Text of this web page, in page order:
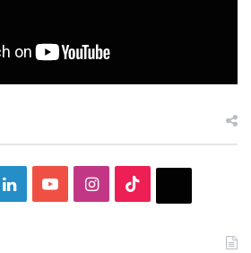
LinkedInYouTubeInstagram